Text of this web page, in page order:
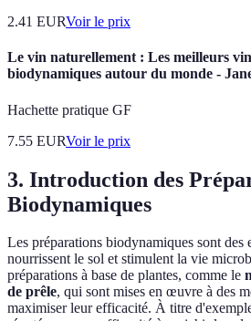
2.41 EURVoir le prix
Le vin naturellement : Les meilleurs
biodynamiques autour du monde -
Hachette pratique GF
7.55 EURVoir le prix
3. Introduction des
Biodynamiques
Les préparations biodynamiques sont des
nourrissent le sol et stimulent la vie
préparations à base de plantes, comme le
de prêle, qui sont mises en œuvre à des
maximiser leur efficacité. À titre